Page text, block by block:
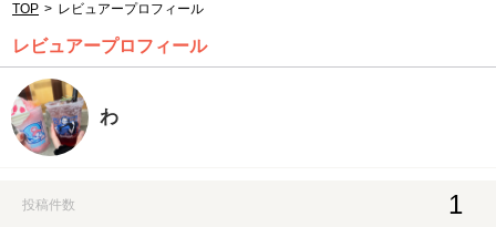
TOP > レビュアープロフィール
レビュアープロフィール
わ
投稿件数 1